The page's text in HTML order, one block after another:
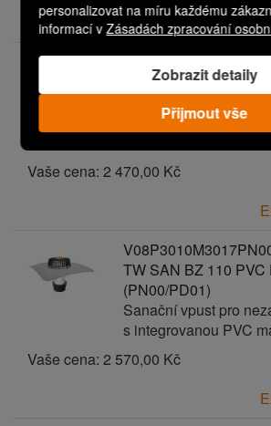
personalizovat na míru každému
informací vZásadách zpracování
Zobrazit detaily
Přijmout vše
TW SAN BZ 110 PVC
Sanační vpust pro
s integrovanou PVC
Vaše cena: 2 470,00 Kč
TW SAN BZ 110 PVC
(PN00/PD01)
Sanační vpust pro
s integrovanou PVC
Vaše cena: 2 570,00 Kč